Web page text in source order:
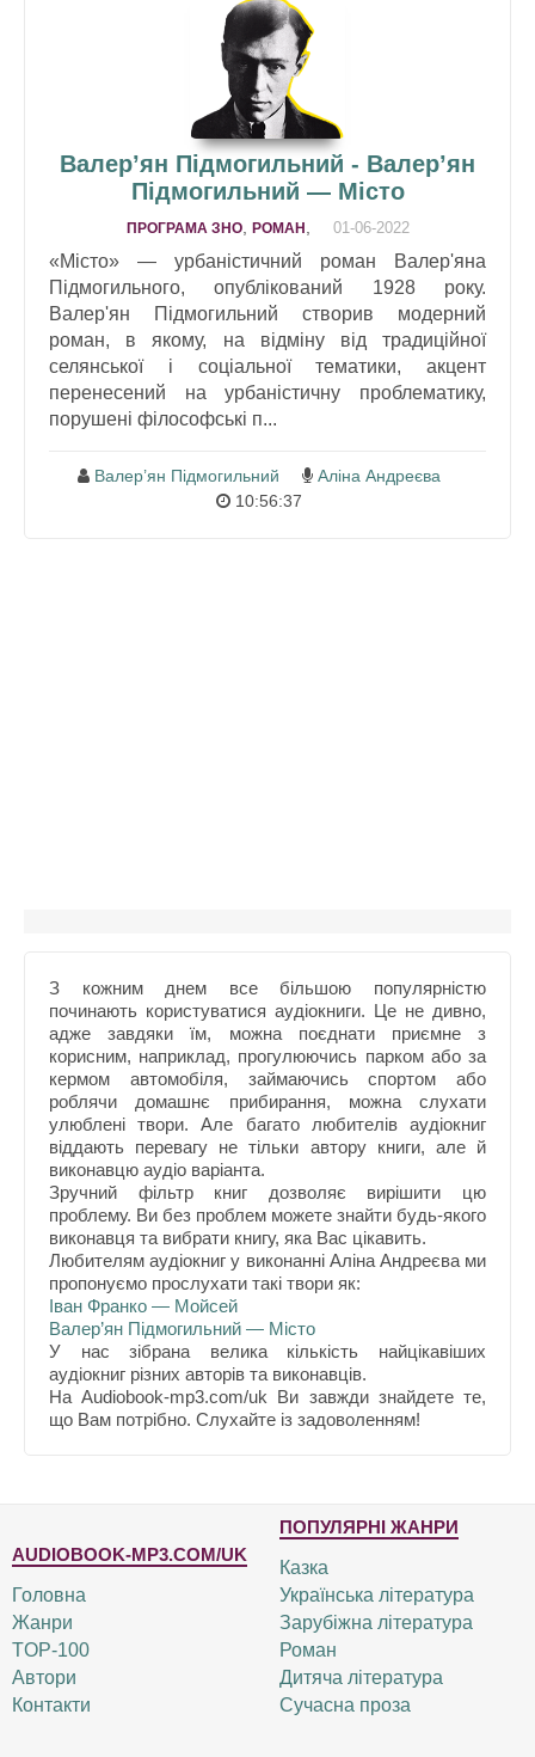
Валер’ян Підмогильний - Валер’ян
Підмогильний — Місто
ПРОГРАМА ЗНО, РОМАН 01-06-2022
«Місто» — урбаністичний роман Валер'яна
Підмогильного, опублікований 1928 року.
Валер'ян Підмогильний створив модерний
роман, в якому, на відміну від традиційної
селянської і соціальної тематики, акцент
перенесений на урбаністичну проблематику,
порушені філософські п...
Валер’ян Підмогильний
Аліна Андреєва
10:56:37
З кожним днем все більшою популярністю
починають користуватися аудіокниги. Це не дивно,
адже завдяки їм, можна поєднати приємне з
корисним, наприклад, прогулюючись парком або за
кермом автомобіля, займаючись спортом або
роблячи домашнє прибирання, можна слухати
улюблені твори. Але багато любителів аудіокниг
віддають перевагу не тільки автору книги, але й
виконавцю аудіо варіанта.
Зручний фільтр книг дозволяє вирішити цю
проблему. Ви без проблем можете знайти будь-якого
виконавця та вибрати книгу, яка Вас цікавить.
Любителям аудіокниг у виконанні Аліна Андреєва ми
пропонуємо прослухати такі твори як:
Іван Франко — Мойсей
Валер’ян Підмогильний — Місто
У нас зібрана велика кількість найцікавіших
аудіокниг різних авторів та виконавців.
На Audiobook-mp3.com/uk Ви завжди знайдете те,
що Вам потрібно. Слухайте із задоволенням!
AUDIOBOOK-MP3.COM/UK
Головна
Жанри
TOP-100
Автори
Контакти
ПОПУЛЯРНІ ЖАНРИ
Казка
Українська література
Зарубіжна література
Роман
Дитяча література
Сучасна проза